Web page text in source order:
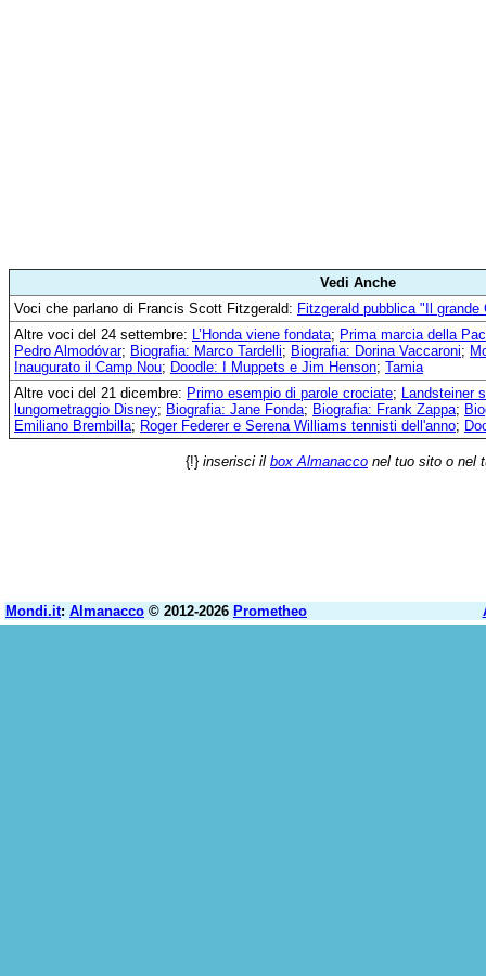
Vedi Anche
Voci che parlano di Francis Scott Fitzgerald: Fitzgerald pubblica "Il grande
Altre voci del 24 settembre: L’Honda viene fondata; Prima marcia della
Pedro Almodóvar; Biografia: Marco Tardelli; Biografia: Dorina Vaccaroni;
Inaugurato il Camp Nou; Doodle: I Muppets e Jim Henson; Tamia
Altre voci del 21 dicembre: Primo esempio di parole crociate; Landsteiner
lungometraggio Disney; Biografia: Jane Fonda; Biografia: Frank Zappa;
Emiliano Brembilla; Roger Federer e Serena Williams tennisti dell'anno;
{!} inserisci il box Almanacco nel tuo sito o nel
Mondi.it: Almanacco © 2012-2026 Prometheo